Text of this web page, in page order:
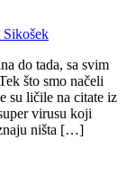
do tada, sa svim
što smo načeli
su ličile na citate iz
virusu koji
ništa […]